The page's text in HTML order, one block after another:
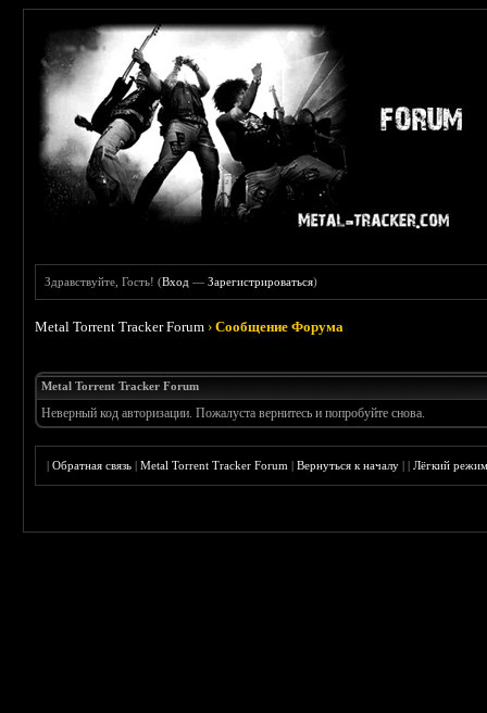
Здравствуйте, Гость! (Вход —Зарегистрироваться)
Metal Torrent Tracker Forum ›Сообщение Форума
Metal Torrent Tracker Forum
Неверный код авторизации. Пожалуста вернитесь и попробуйте снова.
|Обратная связь |Metal Torrent Tracker Forum |Вернуться к началу ||Лёгкий